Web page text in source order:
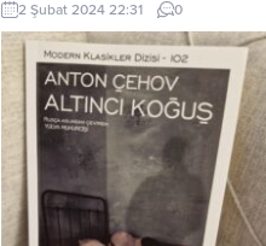
Mithat Önal’ın yeni öykü kitabı
okuyuculara merhaba dedi.
Öykülerinde sade bir dil kullanan
yazar, yaşamın bir köşesinde kalmış
hayatları gün yüzüne çıkarıyor.
Kitaba ismini veren Eşikte Üç
Kadın öyküsünde Melahat’in
huzura...
2 Şubat 2024 22:31 0